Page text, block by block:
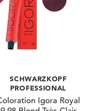
SCHWARZKOPF
PROFESSIONAL
Igora Royal